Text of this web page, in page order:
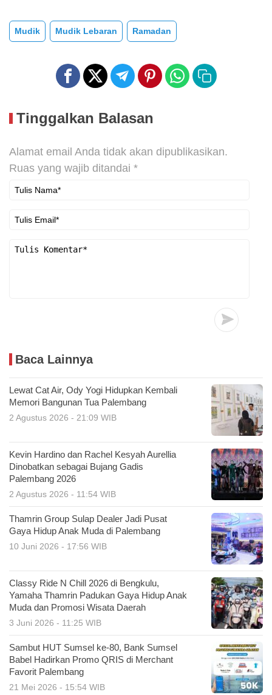
Mudik Mudik Lebaran Ramadan
Tinggalkan Balasan
Alamat email Anda tidak akan dipublikasikan.
Ruas yang wajib ditandai *
Baca Lainnya
Lewat Cat Air, Ody Yogi Hidupkan Kembali
Memori Bangunan Tua Palembang
2 Agustus 2026 - 21:09 WIB
Kevin Hardino dan Rachel Kesyah Aurellia
Dinobatkan sebagai Bujang Gadis
Palembang 2026
2 Agustus 2026 - 11:54 WIB
Thamrin Group Sulap Dealer Jadi Pusat
Gaya Hidup Anak Muda di Palembang
10 Juni 2026 - 17:56 WIB
Classy Ride N Chill 2026 di Bengkulu,
Yamaha Thamrin Padukan Gaya Hidup Anak
Muda dan Promosi Wisata Daerah
3 Juni 2026 - 11:25 WIB
Sambut HUT Sumsel ke-80, Bank Sumsel
Babel Hadirkan Promo QRIS di Merchant
Favorit Palembang
21 Mei 2026 - 15:54 WIB